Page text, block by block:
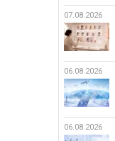
07.08.2026
06.08.2026
06.08.2026